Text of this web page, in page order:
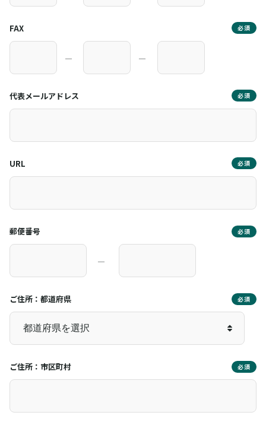
FAX 必須
― ―
代表メールアドレス 必須
URL 必須
郵便番号 必須
―
ご住所：都道府県 必須
ご住所：市区町村 必須